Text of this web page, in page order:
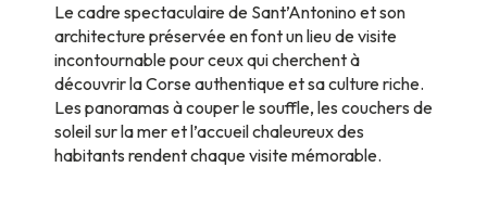
Le cadre spectaculaire de Sant’Antonino et son
architecture préservée en font un lieu de visite
incontournable pour ceux qui cherchent à
découvrir la Corse authentique et sa culture riche.
Les panoramas à couper le souffle, les couchers de
soleil sur la mer et l’accueil chaleureux des
habitants rendent chaque visite mémorable.